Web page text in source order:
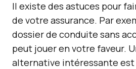
Il existe des astuces pour
de votre assurance. Par
dossier de conduite sans
peut jouer en votre faveur.
alternative intéressante est